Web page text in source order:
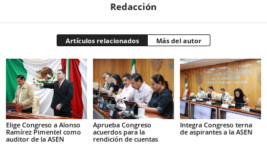
Redacción
Artículos relacionados Más del autor
Elige Congreso a Alonso
Ramírez Pimentel como
auditor de la ASEN
Aprueba Congreso
acuerdos para la
rendición de cuentas
Integra Congreso terna
de aspirantes a la ASEN